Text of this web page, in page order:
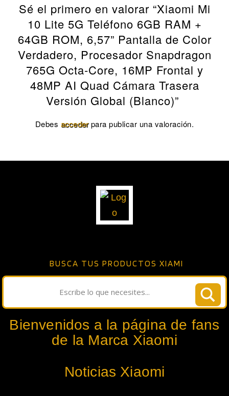
Sé el primero en valorar “Xiaomi Mi
10 Lite 5G Teléfono 6GB RAM +
64GB ROM, 6,57” Pantalla de Color
Verdadero, Procesador Snapdragon
765G Octa-Core, 16MP Frontal y
48MP AI Quad Cámara Trasera
Versión Global (Blanco)”
Debes accederpara publicar una valoración.
BUSCA TUS PRODUCTOS XIAMI
Bienvenidos a la página de fans
de la Marca Xiaomi
Noticias Xiaomi